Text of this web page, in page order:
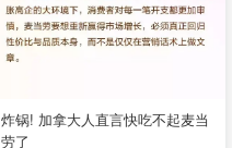
炸锅! 加拿大人直言快吃不起麦当
劳了